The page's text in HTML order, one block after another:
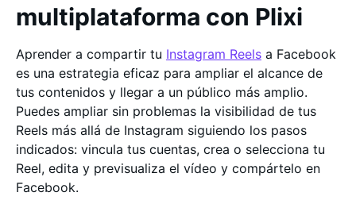
multiplataforma con Plixi
Aprender a compartir tu Instagram Reels a Facebook
es una estrategia eficaz para ampliar el alcance de
tus contenidos y llegar a un público más amplio.
Puedes ampliar sin problemas la visibilidad de tus
Reels más allá de Instagram siguiendo los pasos
indicados: vincula tus cuentas, crea o selecciona tu
Reel, edita y previsualiza el vídeo y compártelo en
Facebook.